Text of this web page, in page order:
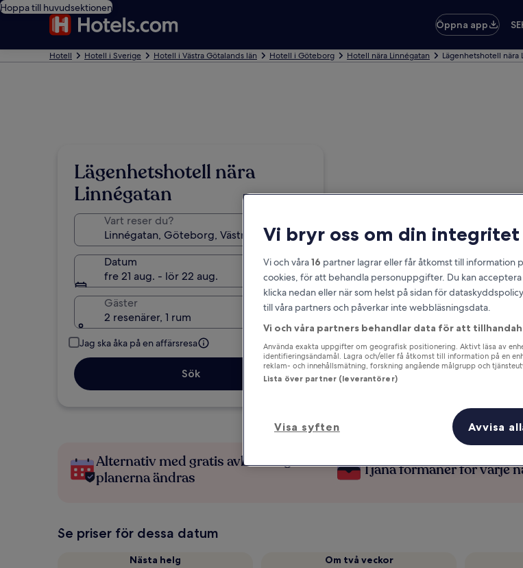
Hoppa till huvudsektionen
Öppna app
Hotell Hotell i Sverige Hotell i Västra Götalands län Hotell i Göteborg Hotell nära Linnégatan Lägenhetshotell nära
Lägenhetshotell nära
Linnégatan
Vart reser du?
Datum
fre 21 aug. - lör 22 aug.
Gäster
2 resenärer, 1 rum
Jag ska åka på en affärsresa
Sök
Alternativ med gratis avbokning om
planerna ändras
Tjäna förmåner för varje
Se priser för dessa datum
Nästa helg
Om två veckor
Vi bryr oss om din integritet
Vi och våra16 partner lagrar eller får åtkomst till information
cookies, för att behandla personuppgifter. Du kan
klicka nedan eller när som helst på sidan för
till våra partners och påverkar inte webbläsningsdata.
Vi och våra partners behandlar data för att
Använda exakta uppgifter om geografisk positionering. Aktivt läsa av
identifieringsändamål. Lagra och/eller få åtkomst till information på en
reklam- och innehållsmätning, forskning angående målgrupp och
Lista över partner (leverantörer)
Visa syften Avvisa